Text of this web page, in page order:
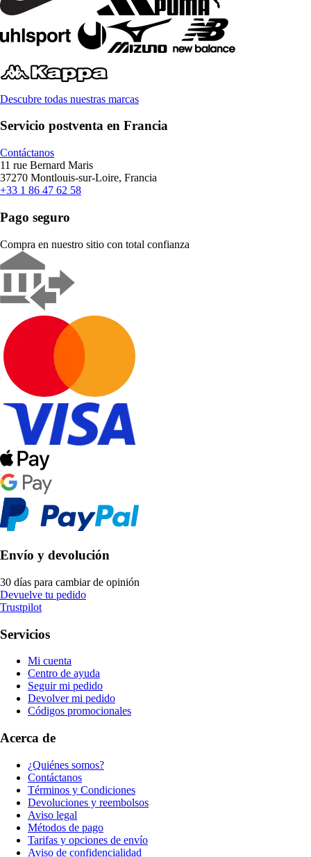
Descubre todas nuestras marcas
Servicio postventa en Francia
Contáctanos
11 rue Bernard Maris
37270 Montlouis-sur-Loire, Francia
+33 1 86 47 62 58
Pago seguro
Compra en nuestro sitio con total confianza
Envío y devolución
30 días para cambiar de opinión
Devuelve tu pedido
Trustpilot
Servicios
Mi cuenta
Centro de ayuda
Seguir mi pedido
Devolver mi pedido
Códigos promocionales
Acerca de
¿Quiénes somos?
Contáctanos
Términos y Condiciones
Devoluciones y reembolsos
Aviso legal
Métodos de pago
Tarifas y opciones de envío
Aviso de confidencialidad